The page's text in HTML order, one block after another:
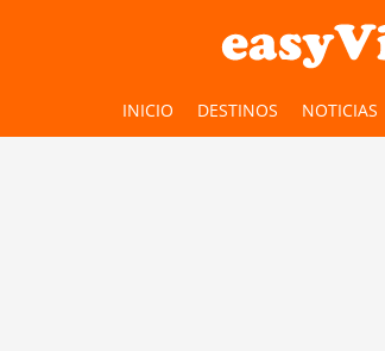
INICIO DESTINOS NOTICIAS